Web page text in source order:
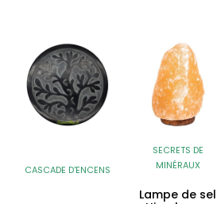
CASCADE D'ENCENS
SECRETS DE
MINÉRAUX
Lampe de sel